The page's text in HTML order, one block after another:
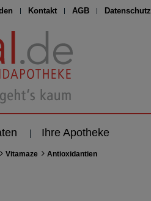
Kontakt AGB Datenschutz
Ihre Apotheke
Vitamaze Antioxidantien